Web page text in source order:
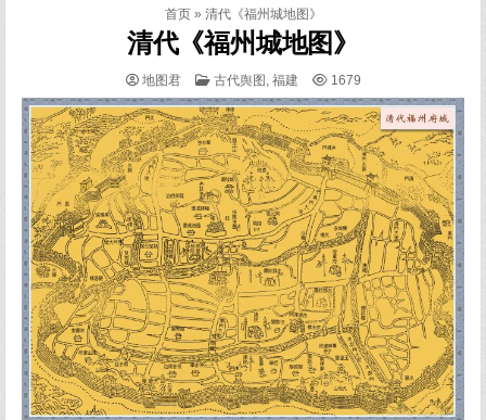
首页» 清代《福州城地图》
清代《福州城地图》
地图君
POSTED
古代舆图 , 福建 1679